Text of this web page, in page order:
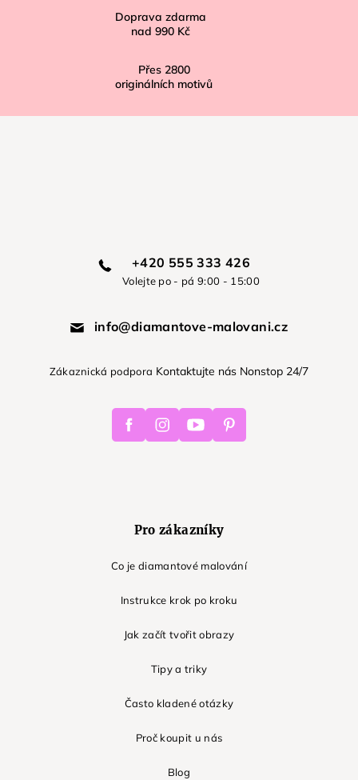
Doprava zdarma
nad 990 Kč
Přes 2800
originálních motivů
+420 555 333 426
Volejte po - pá 9:00 - 15:00
info@diamantove-malovani.cz
Zákaznická podpora Kontaktujte nás Nonstop 24/7
FacebookInstagramYoutube Pinterest
Pro zákazníky
Co je diamantové malování
Instrukce krok po kroku
Jak začít tvořit obrazy
Tipy a triky
Často kladené otázky
Proč koupit u nás
Blog